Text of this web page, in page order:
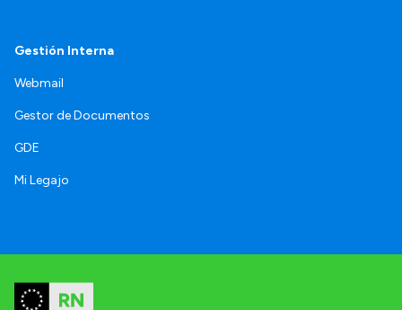
Gestión Interna
Webmail
Gestor de Documentos
GDE
Mi Legajo